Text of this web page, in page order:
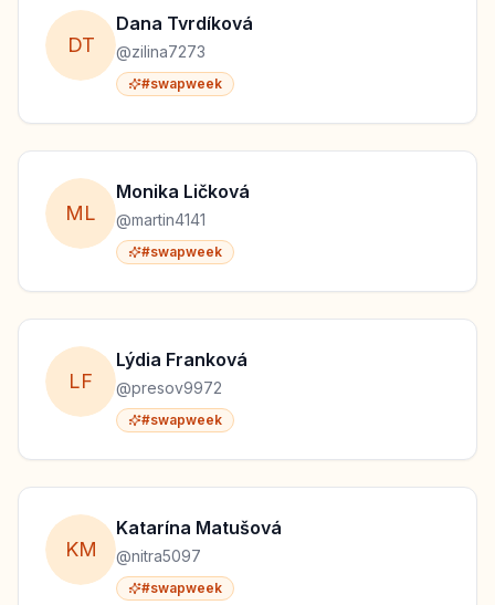
DT
Dana Tvrdíková
@zilina7273
#swapweek
ML
Monika Ličková
@martin4141
#swapweek
LF
Lýdia Franková
@presov9972
#swapweek
KM
Katarína Matušová
@nitra5097
#swapweek